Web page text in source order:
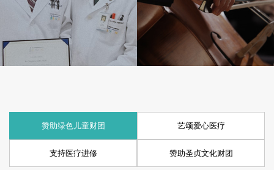
赞助绿色儿童财团 艺颂爱心医疗
支持医疗进修 赞助圣贞文化财团